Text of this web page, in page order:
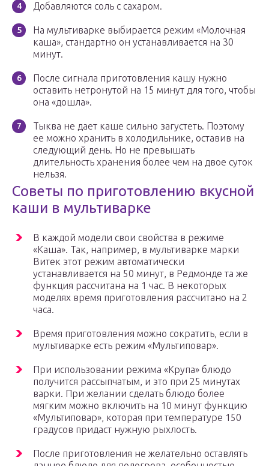
Добавляются соль с сахаром.
На мультиварке выбирается режим «Молочная
каша», стандартно он устанавливается на 30
минут.
После сигнала приготовления кашу нужно
оставить нетронутой на 15 минут для того, чтобы
она «дошла».
Тыква не дает каше сильно загустеть. Поэтому
ее можно хранить в холодильнике, оставив на
следующий день. Но не превышать
длительность хранения более чем на двое суток
нельзя.
Советы по приготовлению вкусной
каши в мультиварке
В каждой модели свои свойства в режиме
«Каша». Так, например, в мультиварке марки
Витек этот режим автоматически
устанавливается на 50 минут, в Редмонде та же
функция рассчитана на 1 час. В некоторых
моделях время приготовления рассчитано на 2
часа.
Время приготовления можно сократить, если в
мультиварке есть режим «Мультиповар».
При использовании режима «Крупа» блюдо
получится рассыпчатым, и это при 25 минутах
варки. При желании сделать блюдо более
мягким можно включить на 10 минут функцию
«Мультиповар», которая при температуре 150
градусов придаст нужную рыхлость.
После приготовления не желательно оставлять